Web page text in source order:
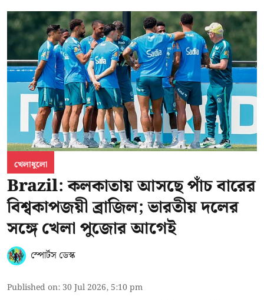
খেলাধুলো
Brazil: কলকাতায় আসছে পাঁচ বারের
বিশ্বকাপজয়ী ব্রাজিল; ভারতীয় দলের
সঙ্গে খেলা পুজোর আগেই
স্পোর্টস ডেস্ক
Published on: 30 Jul 2026, 5:10 pm